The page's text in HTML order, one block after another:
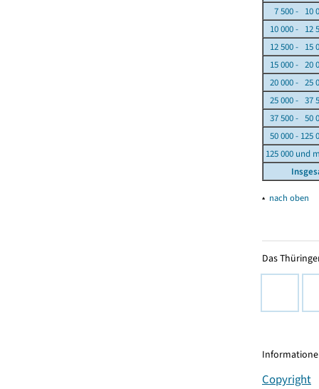
7 500 - 10
10 000 - 12
12 500 - 15
15 000 - 20
20 000 - 25
25 000 - 37
37 500 - 50
50 000 - 125
125 000 und
▴ nach oben
Das
Copyright